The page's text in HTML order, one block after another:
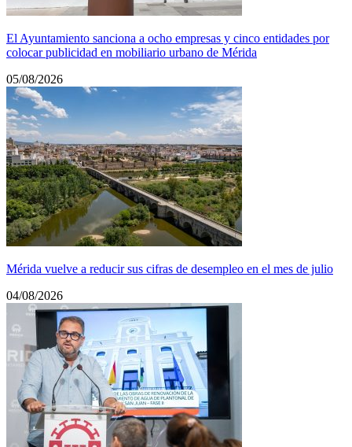
El Ayuntamiento sanciona a ocho empresas y cinco entidades por
colocar publicidad en mobiliario urbano de Mérida
05/08/2026
Mérida vuelve a reducir sus cifras de desempleo en el mes de julio
04/08/2026